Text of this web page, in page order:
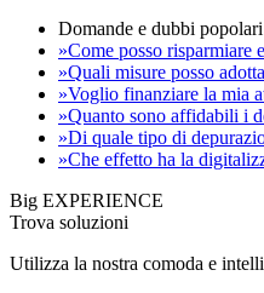
Domande e dubbi
»Come posso risparmiare
»Quali misure posso
»Voglio finanziare la mia
»Quanto sono affidabili i
»Di quale tipo di
»Che effetto ha la
Big EXPERIENCE
Trova soluzioni
Utilizza la nostra comoda e